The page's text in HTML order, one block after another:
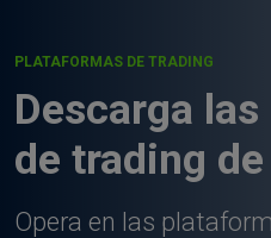
PLATAFORMAS DE TRADING
Descarga
de trading de
Opera en las